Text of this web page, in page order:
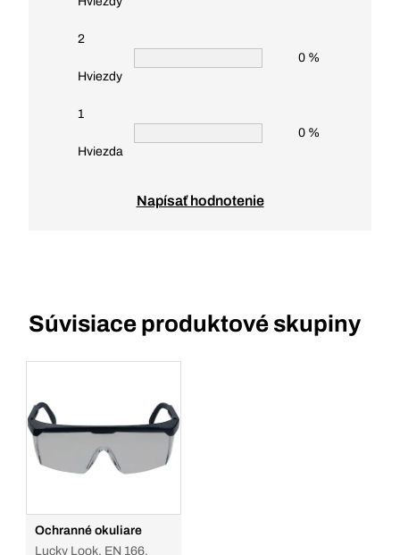
2
Hviezdy
0 %
1
Hviezda
0 %
Napísať hodnotenie
Súvisiace produktové skupiny
Ochranné okuliare
Lucky Look, EN 166,